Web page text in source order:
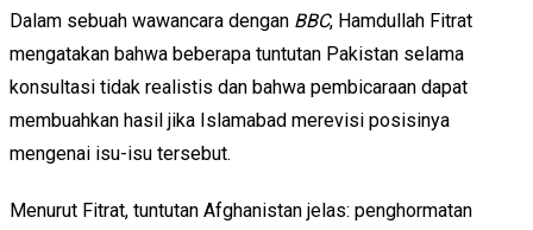
Dalam sebuah wawancara dengan BBC, Hamdullah Fitrat
mengatakan bahwa beberapa tuntutan Pakistan selama
konsultasi tidak realistis dan bahwa pembicaraan dapat
membuahkan hasil jika Islamabad merevisi posisinya
mengenai isu-isu tersebut.
Menurut Fitrat, tuntutan Afghanistan jelas: penghormatan